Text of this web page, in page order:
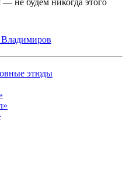
не будем никогда этого
этюды